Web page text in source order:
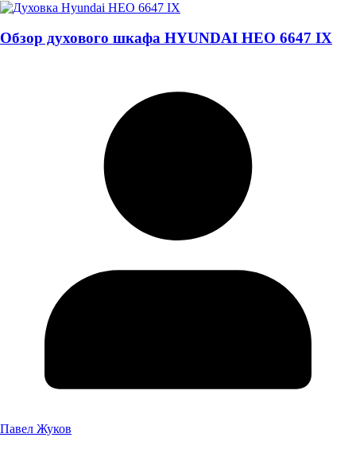
Обзор духового шкафа HYUNDAI HEO 6647 IX
Павел Жуков